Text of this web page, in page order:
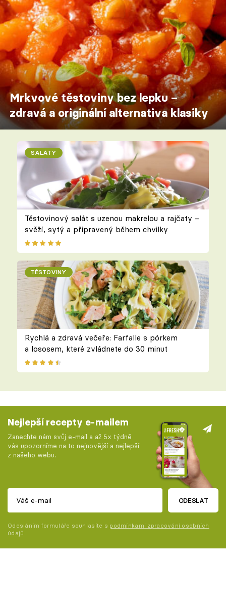
Mrkvové těstoviny bez lepku –
zdravá a originální alternativa klasiky
SALÁTY
Těstovinový salát s uzenou makrelou a rajčaty –
svěží, sytý a připravený během chvilky
TĚSTOVINY
Rychlá a zdravá večeře: Farfalle s pórkem
a lososem, které zvládnete do 30 minut
Nejlepší recepty e-mailem
Zanechte nám svůj e-mail a až 5x týdně
vás upozorníme na to nejnovější a nejlepší
z našeho webu.
ODESLAT
Odesláním formuláře souhlasíte s podmínkami zpracování osobních
údajů